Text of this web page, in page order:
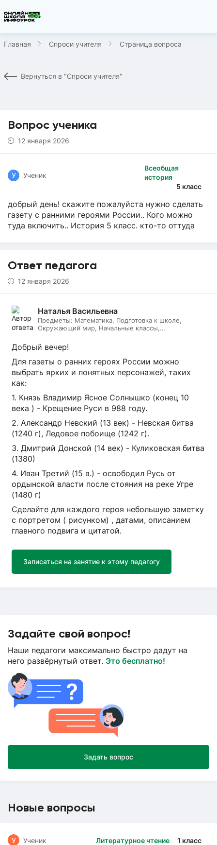
Главная Спроси учителя Страница вопроса
Вернуться в "Спроси учителя"
Вопрос ученика
12 января 2026
Всеобщая
история
5 класс
У Ученик
добрый день! скажите пожалуйста нужно сделать
газету с ранними героями России.. Кого можно
туда включить.. История 5 класс. кто-то оттуда
Ответ педагога
12 января 2026
Наталья Васильевна
Предметы: Математика, Подготовка к школе,
Окружающий мир, Начальные классы,
Добрый вечер!
Для газеты о ранних героях России можно
выбрать ярких и понятных персонажей, таких
как:
1. Князь Владимир Ясное Солнышко (конец 10
века ) - Крещение Руси в 988 году.
2. Александр Невский (13 век) - Невская битва
(1240 г), Ледовое побоище (1242 г).
3. Дмитрий Донской (14 век) - Куликовская битва
(1380)
4. Иван Третий (15 в.) - освободил Русь от
ордынской власти после стояния на реке Угре
(1480 г)
Сделайте для каждого героя небольшую заметку
с портретом ( рисунком) , датами, описанием
главного подвига и цитатой.
Записаться на занятие к этому педагогу
Задайте свой вопрос!
Наши педагоги максимально быстро дадут на
него развёрнутый ответ. Это бесплатно!
Задать вопрос
Новые вопросы
Литературное чтение 1 класс
У Ученик